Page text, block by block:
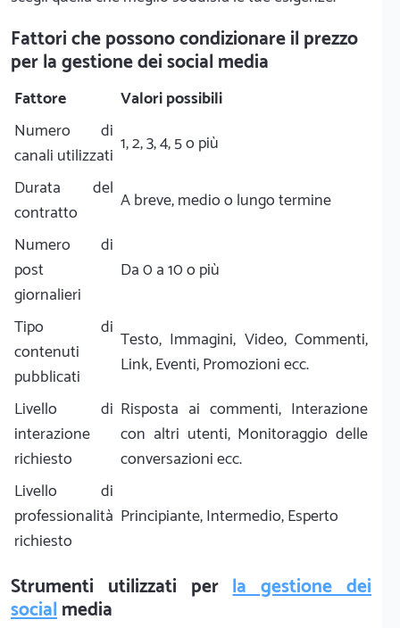
Fattori che possono condizionare il prezzo
per la gestione dei social media
Fattore
Valori possibili
Numero di
canali utilizzati 1, 2, 3, 4, 5 o più
Durata del
contratto
A breve, medio o lungo termine
Numero di
post
giornalieri
Da 0 a 10 o più
Tipo di
contenuti
pubblicati
Testo, Immagini, Video, Commenti,
Link, Eventi, Promozioni ecc.
Livello di
interazione
richiesto
Risposta ai commenti, Interazione
con altri utenti, Monitoraggio delle
conversazioni ecc.
Livello di
professionalità
richiesto
Principiante, Intermedio, Esperto
Strumenti utilizzati perla gestione dei
socialmedia